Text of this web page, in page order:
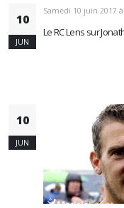
10
JUN
Samedi 10 juin 2017
Le RC Lens sur
10
JUN